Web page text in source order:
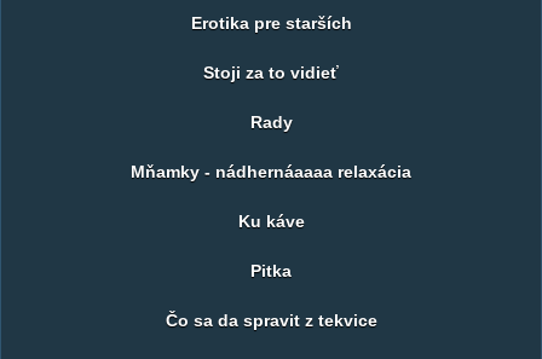
Erotika pre starších
Stoji za to vidieť
Rady
Mňamky - nádhernáaaaa relaxácia
Ku káve
Pitka
Čo sa da spravit z tekvice